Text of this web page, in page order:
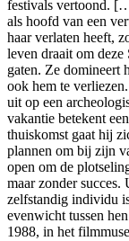
festivals vertoond.
als hoofd van een
haar verlaten heeft,
leven draait om deze
gaten. Ze domineert
ook hem te
uit op een
vakantie betekent
thuiskomst gaat hij
plannen om bij zijn
open om de
maar zonder
zelfstandig individu
evenwicht tussen
1988, in het